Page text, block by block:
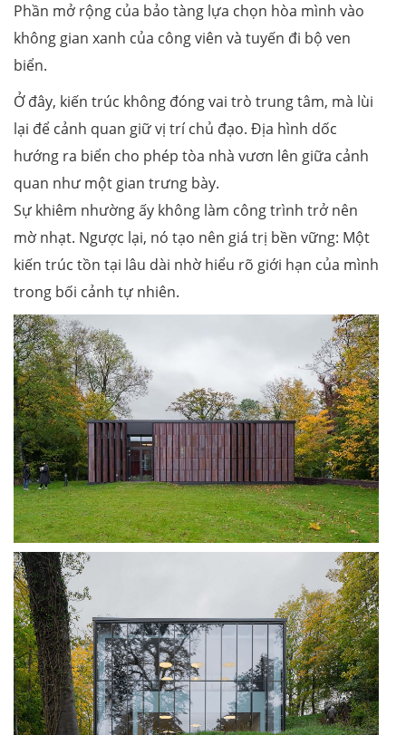
Phần mở rộng của bảo tàng lựa chọn hòa mình vào
không gian xanh của công viên và tuyến đi bộ ven
biển.
Ở đây, kiến trúc không đóng vai trò trung tâm, mà lùi
lại để cảnh quan giữ vị trí chủ đạo. Địa hình dốc
hướng ra biển cho phép tòa nhà vươn lên giữa cảnh
quan như một gian trưng bày.
Sự khiêm nhường ấy không làm công trình trở nên
mờ nhạt. Ngược lại, nó tạo nên giá trị bền vững: Một
kiến trúc tồn tại lâu dài nhờ hiểu rõ giới hạn của mình
trong bối cảnh tự nhiên.